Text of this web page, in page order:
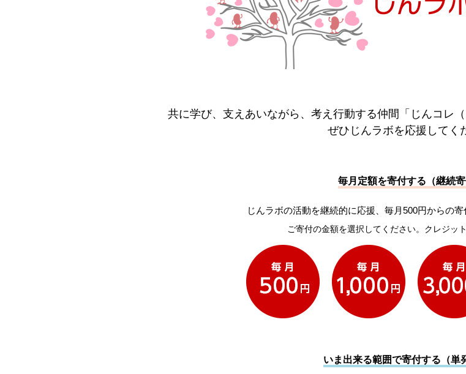
共に学び、支えあいながら、考え行動する仲間「じんコレ
ぜひじんラボを応援してく
毎月定額を寄付する（継続寄
じんラボの活動を継続的に応援、毎月500円からの
ご寄付の金額を選択してください。クレジッ
いま出来る範囲で寄付する（単